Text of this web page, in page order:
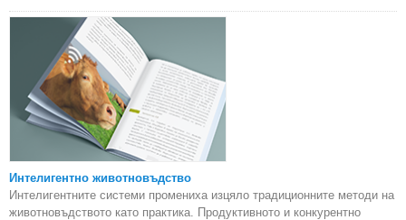
Интелигентно животновъдство
Интелигентните системи промениха изцяло традиционните методи на
животновъдството като практика. Продуктивното и конкурентно